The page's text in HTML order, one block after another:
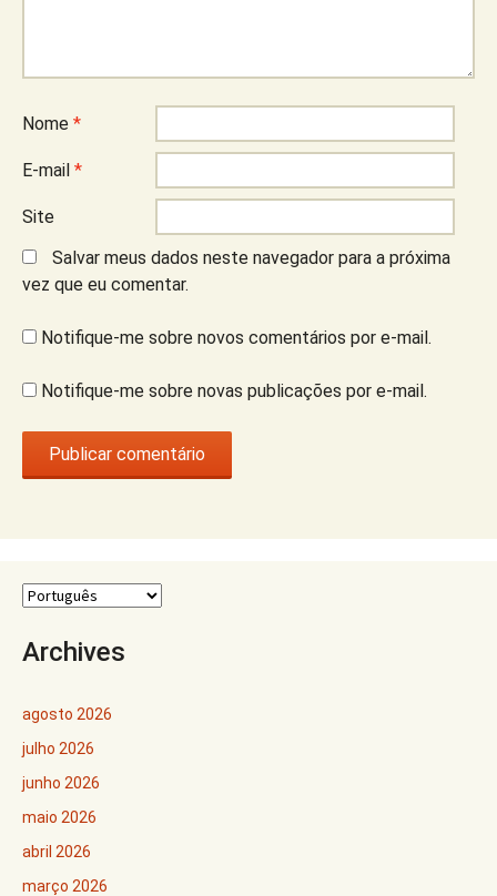
Nome *
E-mail *
Site
Salvar meus dados neste navegador para a próxima
vez que eu comentar.
Notifique-me sobre novos comentários por e-mail.
Notifique-me sobre novas publicações por e-mail.
Archives
agosto 2026
julho 2026
junho 2026
maio 2026
abril 2026
março 2026